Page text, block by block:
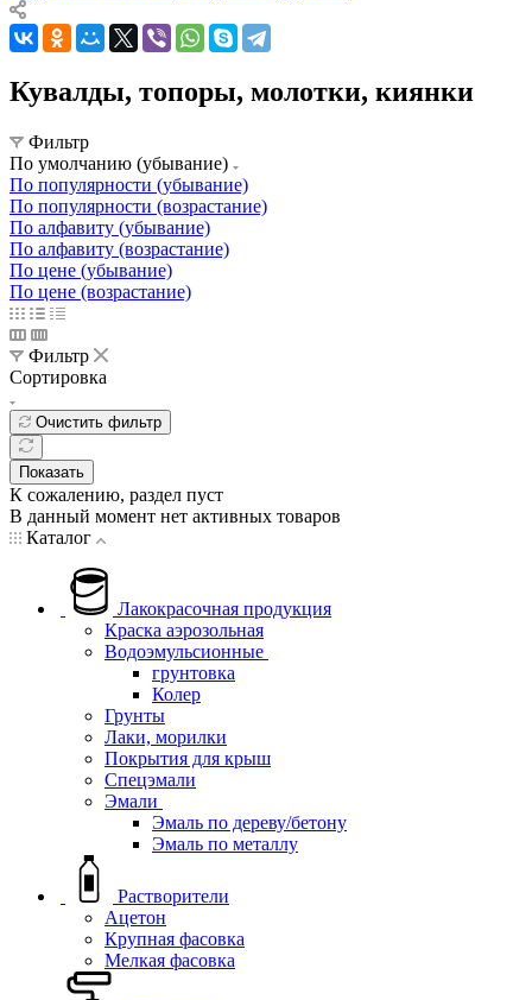
Кувалды, топоры, молотки, киянки
Фильтр
По умолчанию (убывание)
По популярности (убывание)
По популярности (возрастание)
По алфавиту (убывание)
По алфавиту (возрастание)
По цене (убывание)
По цене (возрастание)
Фильтр
Сортировка
Очистить фильтр
Показать
К сожалению, раздел пуст
В данный момент нет активных товаров
Каталог
Лакокрасочная продукция
Краска аэрозольная
Водоэмульсионные
грунтовка
Колер
Грунты
Лаки, морилки
Покрытия для крыш
Спецэмали
Эмали
Эмаль по дереву/бетону
Эмаль по металлу
Растворители
Ацетон
Крупная фасовка
Мелкая фасовка